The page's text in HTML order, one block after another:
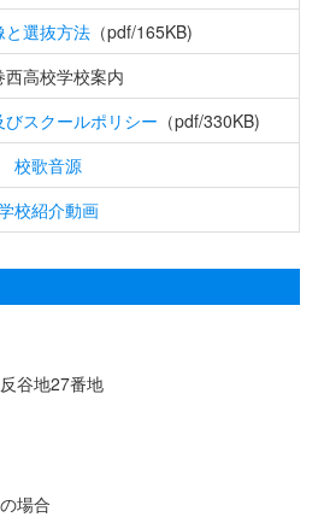
選抜方法（pdf/165KB)
西高校学校案内
スクールポリシー （pdf/330KB)
校歌音源
校紹介動画
谷地27番地
場合